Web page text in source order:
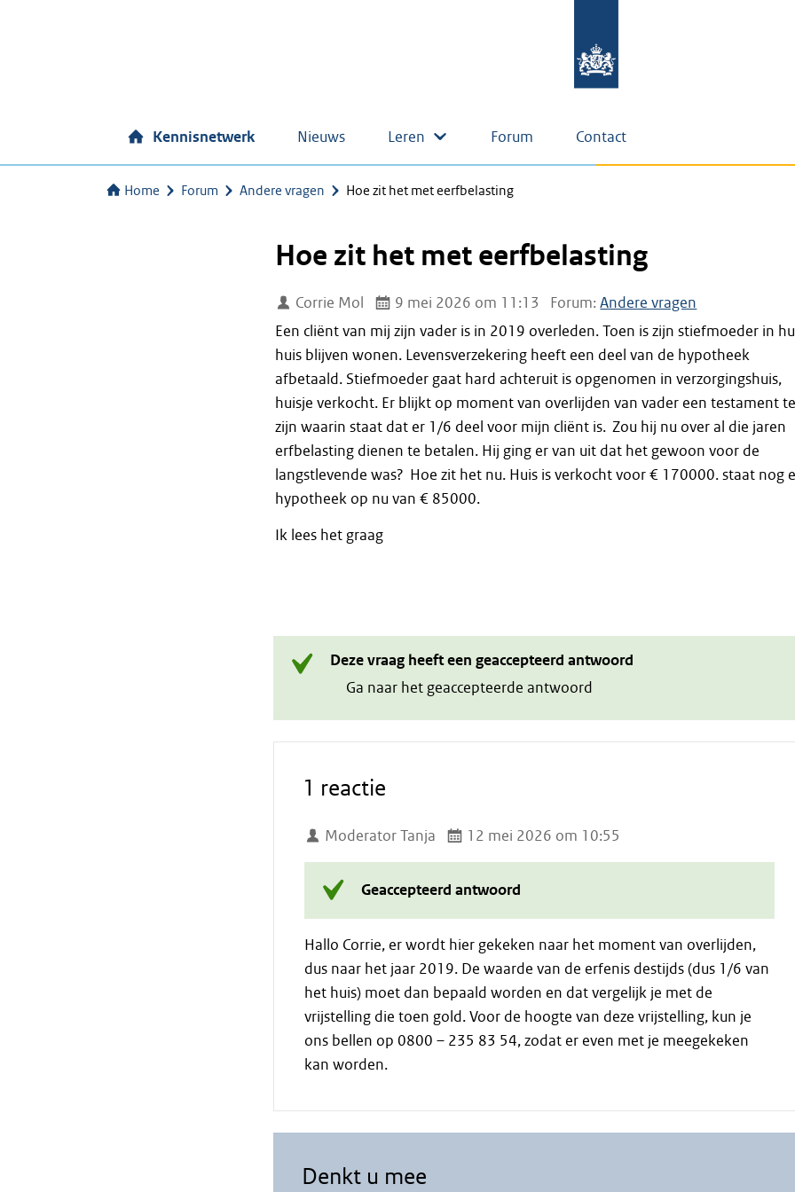
Kennisnetwerk Nieuws Leren Forum Contact
Home Forum Andere vragen Hoe zit het met eerfbelasting
Hoe zit het met eerfbelasting
Corrie Mol 9 mei 2026 om 11:13 Forum:Andere vragen
Een cliënt van mij zijn vader is in 2019 overleden. Toen is zijn stiefmoeder in
huis blijven wonen. Levensverzekering heeft een deel van de hypotheek
afbetaald. Stiefmoeder gaat hard achteruit is opgenomen in verzorgingshuis,
huisje verkocht. Er blijkt op moment van overlijden van vader een testament te
zijn waarin staat dat er 1/6 deel voor mijn cliënt is. Zou hij nu over al die jaren
erfbelasting dienen te betalen. Hij ging er van uit dat het gewoon voor de
langstlevende was? Hoe zit het nu. Huis is verkocht voor € 170000. staat nog
hypotheek op nu van € 85000.
Ik lees het graag
Deze vraag heeft een geaccepteerd antwoord
Ga naar het geaccepteerde antwoord
1 reactie
Moderator Tanja 12 mei 2026 om 10:55
Geaccepteerd antwoord
Hallo Corrie, er wordt hier gekeken naar het moment van overlijden,
dus naar het jaar 2019. De waarde van de erfenis destijds (dus 1/6 van
het huis) moet dan bepaald worden en dat vergelijk je met de
vrijstelling die toen gold. Voor de hoogte van deze vrijstelling, kun je
ons bellen op 0800 – 235 83 54, zodat er even met je meegekeken
kan worden.
Denkt u mee